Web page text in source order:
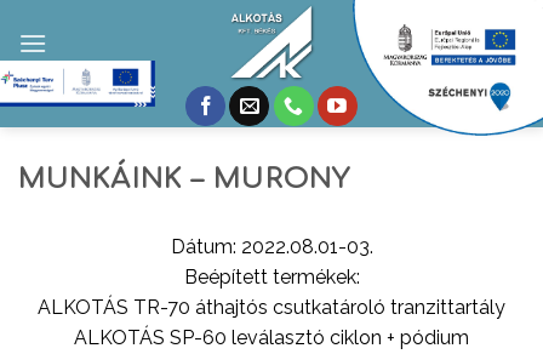
content
MUNKÁINK – MURONY
Dátum: 2022.08.01-03.
Beépített termékek:
ALKOTÁS TR-70 áthajtós csutkatároló tranzittartály
ALKOTÁS SP-60 leválasztó ciklon + pódium